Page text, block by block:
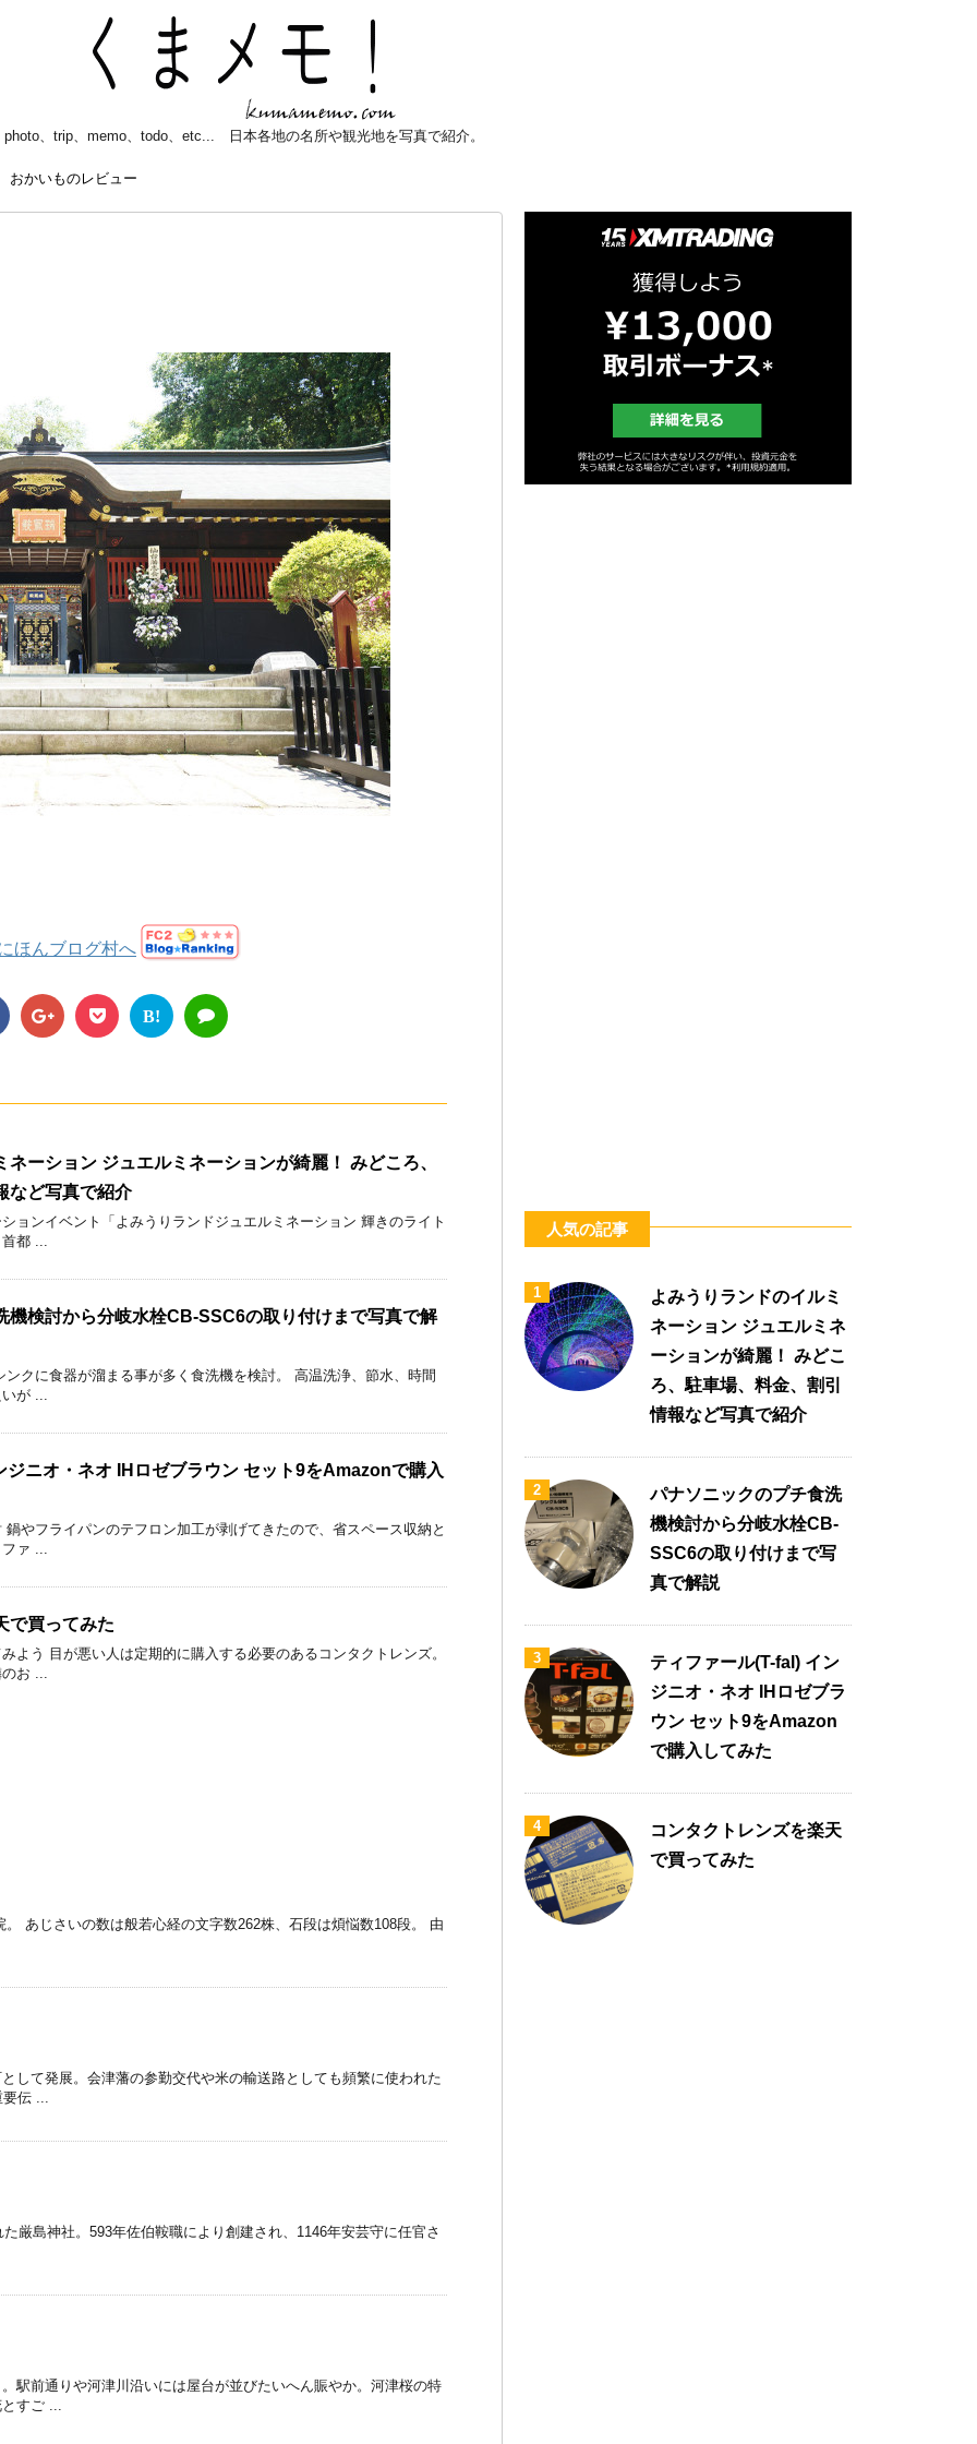
photo、trip、memo、todo、etc... 日本各地の名所や観光地を写真で紹介。
おかいものレビュー
B!
ーション ジュエルミネーションが綺麗！ みどころ、
など写真で紹介
ョンイベント「よみうりランドジュエルミネーション 輝きのライト
都 ...
機検討から分岐水栓CB-SSC6の取り付けまで写真で解
クに食器が溜まる事が多く食洗機を検討。 高温洗浄、節水、時間
が ...
ジニオ・ネオ IHロゼブラウン セット9をAmazonで購入
やフライパンのテフロン加工が剥げてきたので、省スペース収納と
ァ ...
で買ってみた
よう 目が悪い人は定期的に購入する必要のあるコンタクトレンズ。
お ...
あじさいの数は般若心経の文字数262株、石段は煩悩数108段。 由
して発展。会津藩の参勤交代や米の輸送路としても頻繁に使われた
要伝 ...
厳島神社。593年佐伯鞍職により創建され、1146年安芸守に任官さ
駅前通りや河津川沿いには屋台が並びたいへん賑やか。河津桜の特
すご ...
人気の記事
1
よみうりランドのイルミ
ネーション ジュエルミネ
ーションが綺麗！ みどこ
ろ、駐車場、料金、割引
情報など写真で紹介
2
パナソニックのプチ食洗
機検討から分岐水栓CB-
SSC6の取り付けまで写
真で解説
3
ティファール(T-fal) イン
ジニオ・ネオ IHロゼブラ
ウン セット9をAmazon
で購入してみた
4
コンタクトレンズを楽天
で買ってみた